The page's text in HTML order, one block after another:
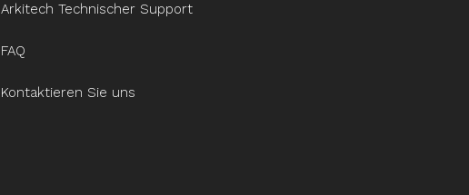
Arkitech Technischer Support
FAQ
Kontaktieren Sie uns